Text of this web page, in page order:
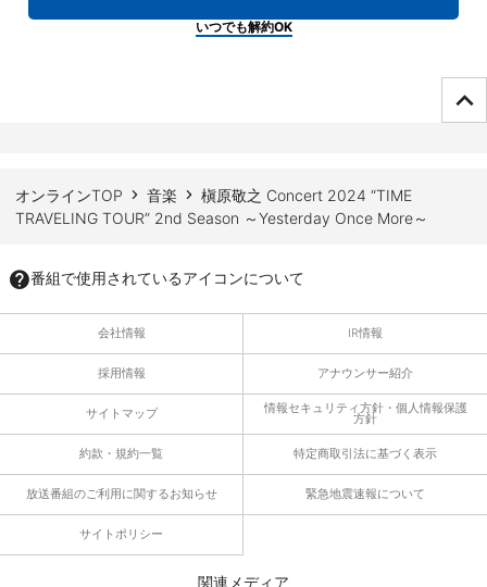
いつでも解約OK
オンラインTOP 音楽
槇原敬之 Concert 2024 “TIME
TRAVELING TOUR” 2nd Season ～Yesterday Once More～
番組で使用されているアイコンについて
会社情報 IR情報
採用情報 アナウンサー紹介
サイトマップ 情報セキュリティ方針・個人情報保護
方針
約款・規約一覧 特定商取引法に基づく表示
放送番組のご利用に関するお知らせ 緊急地震速報について
サイトポリシー
関連メディア